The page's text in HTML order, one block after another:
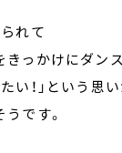
れて
っかけにダン
い！」という思
です。